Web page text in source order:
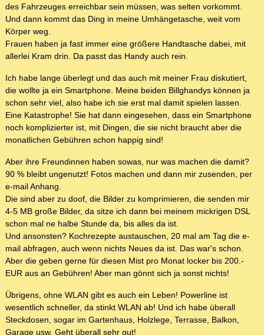
des Fahrzeuges erreichbar sein müssen, was selten vorkommt.
Und dann kommt das Ding in meine Umhängetasche, weit vom
Körper weg.
Frauen haben ja fast immer eine größere Handtasche dabei, mit
allerlei Kram drin. Da passt das Handy auch rein.
Ich habe lange überlegt und das auch mit meiner Frau diskutiert,
die wollte ja ein Smartphone. Meine beiden Billghandys können ja
schon sehr viel, also habe ich sie erst mal damit spielen lassen.
Eine Katastrophe! Sie hat dann eingesehen, dass ein Smartphone
noch komplizierter ist, mit Dingen, die sie nicht braucht aber die
monatlichen Gebühren schon happig sind!
Aber ihre Freundinnen haben sowas, nur was machen die damit?
90 % bleibt ungenutzt! Fotos machen und dann mir zusenden, per
e-mail Anhang.
Die sind aber zu doof, die Bilder zu komprimieren, die senden mir
4-5 MB große Bilder, da sitze ich dann bei meinem mickrigen DSL
schon mal ne halbe Stunde da, bis alles da ist.
Und ansonsten? Kochrezepte austauschen, 20 mal am Tag die e-
mail abfragen, auch wenn nichts Neues da ist. Das war's schon.
Aber die geben gerne für diesen Mist pro Monat locker bis 200.-
EUR aus an Gebühren! Aber man gönnt sich ja sonst nichts!
Übrigens, ohne WLAN gibt es auch ein Leben! Powerline ist
wesentlich schneller, da stinkt WLAN ab! Und ich habe überall
Steckdosen, sogar im Gartenhaus, Holzlege, Terrasse, Balkon,
Garage usw. Geht überall sehr gut!